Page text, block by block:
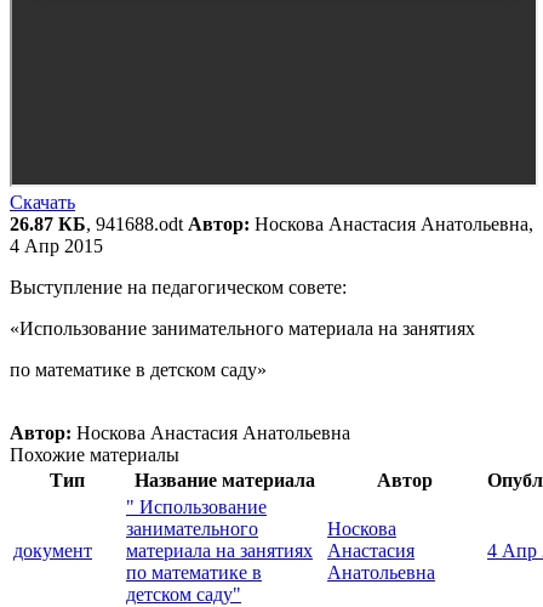
Скачать
26.87 КБ, 941688.odt Автор: Носкова Анастасия Анатольевна,
4 Апр 2015
Выступление на педагогическом совете:
«Использование занимательного материала на занятиях
по математике в детском саду»
Автор: Носкова Анастасия Анатольевна
Похожие материалы
Тип
Название материала Автор
документ
" Использование
занимательного
материала на занятиях
по математике в
детском саду"
Носкова
Анастасия
Анатольевна
4 Апр